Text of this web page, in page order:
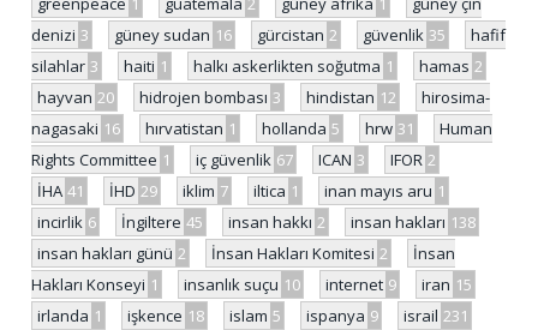
denizi 3 güney sudan 16 gürcistan 2 güvenlik 35
hafif
silahlar 3 haiti 1 halkı askerlikten soğutma 1 hamas 2
hayvan 20 hidrojen bombası 3 hindistan 12
hirosima-
nagasaki 16 hırvatistan 1 hollanda 5 hrw 31
Human
Rights Committee 1 iç güvenlik 67 ICAN 3 IFOR 2
İHA 41 İHD 29 iklim 7 iltica 1 inan mayıs aru 1
incirlik 6 İngiltere 45 insan hakkı 2 insan hakları 138
insan hakları günü 2 İnsan Hakları Komitesi 2
İnsan
Hakları Konseyi 1 insanlık suçu 10 internet 9 iran 15
irlanda 1 işkence 18 islam 5 ispanya 9 israil 231